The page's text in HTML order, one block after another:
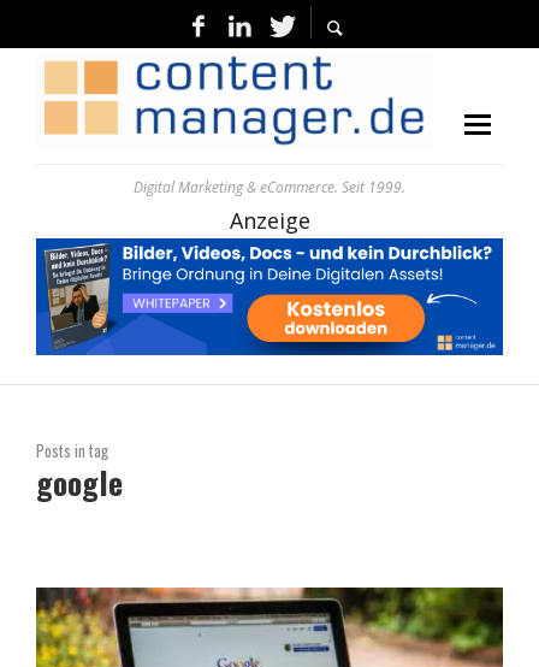
Digital Marketing & eCommerce. Seit 1999.
Anzeige
Posts in tag
google